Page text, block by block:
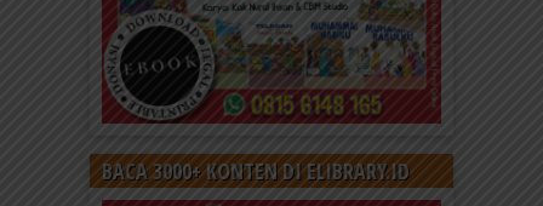
BACA 3000+ KONTEN DI ELIBRARY.ID